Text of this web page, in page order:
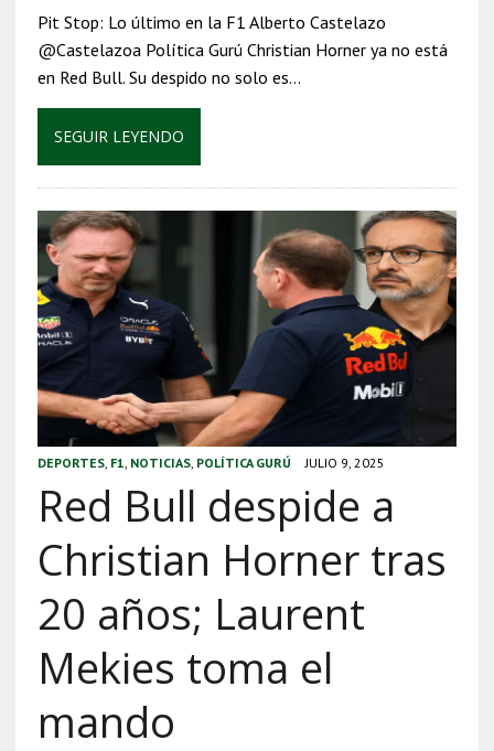
Pit Stop: Lo último en la F1 Alberto Castelazo
@Castelazoa Política Gurú Christian Horner ya no está
en Red Bull. Su despido no solo es…
SEGUIR LEYENDO
DEPORTES, F1 NOTICIAS, POLÍTICA GURÚ JULIO 9, 2025
Red Bull despide a
Christian Horner tras
20 años; Laurent
Mekies toma el
mando